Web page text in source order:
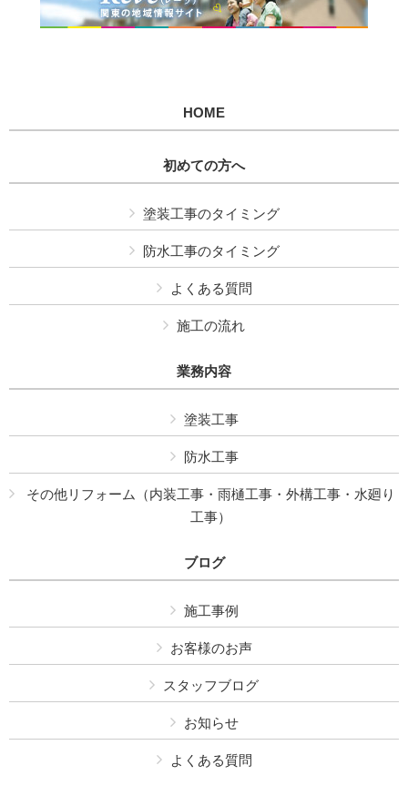
HOME
初めての方へ
塗装工事のタイミング
防水工事のタイミング
よくある質問
施工の流れ
業務内容
塗装工事
防水工事
その他リフォーム（内装工事・雨樋工事・外構工事・水廻り
工事）
ブログ
施工事例
お客様のお声
スタッフブログ
お知らせ
よくある質問